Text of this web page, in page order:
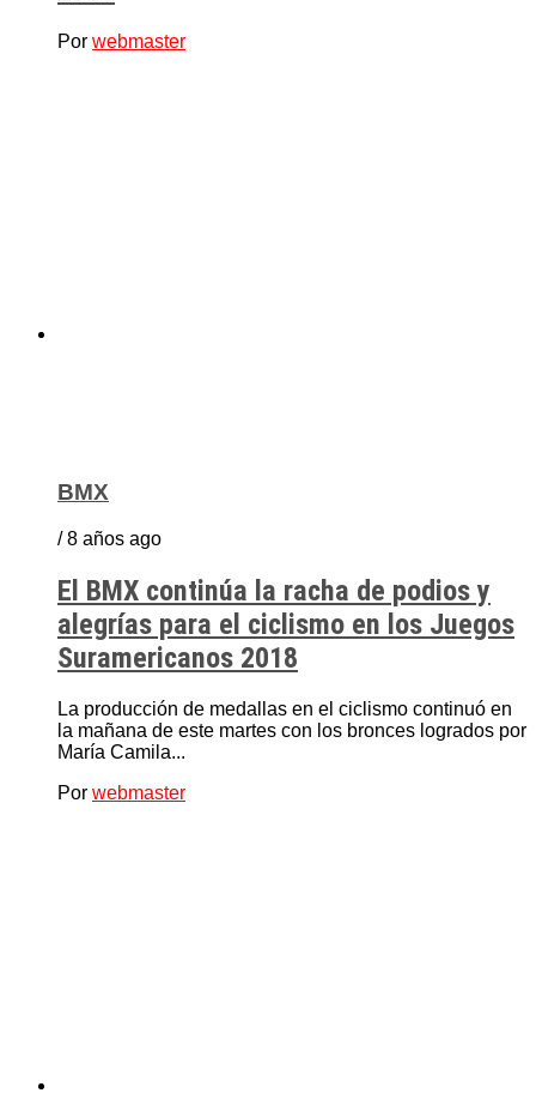
Por webmaster
BMX
/ 8 años ago
El BMX continúa la racha de podios y
alegrías para el ciclismo en los Juegos
Suramericanos 2018
La producción de medallas en el ciclismo continuó en
la mañana de este martes con los bronces logrados por
María Camila...
Por webmaster